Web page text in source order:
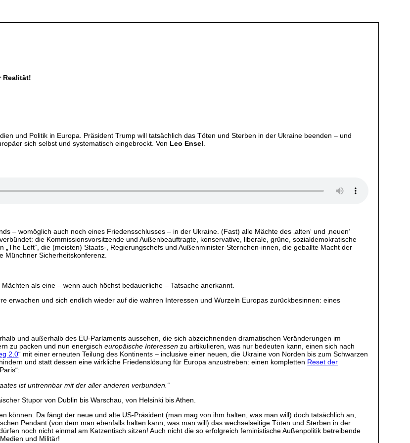
Realität!
und Politik in Europa. Präsident Trump will tatsächlich das Töten und Sterben in der Ukraine beenden – und
sich selbst und systematisch eingebrockt. Von Leo Ensel
– womöglich auch noch eines Friedensschlusses – in der Ukraine. (Fast) alle Mächte des ‚alten‘ und ‚neuen‘
die Kommissionsvorsitzende und Außenbeauftragte, konservative, liberale, grüne, sozialdemokratische
Left“, die (meisten) Staats-, Regierungschefs und Außenminister-Sternchen-innen, die geballte Macht der
Münchner Sicherheitskonferenz.
als eine – wenn auch höchst bedauerliche – Tatsache anerkannt.
erwachen und sich endlich wieder auf die wahren Interessen und Wurzeln Europas zurückbesinnen: eines
und außerhalb des EU-Parlaments aussehen, die sich abzeichnenden dramatischen Veränderungen im
zu packen und nun energischeuropäische Interessen zu artikulieren, was nur bedeuten kann, einen sich nach
2.0“ mit einer erneuten Teilung des Kontinents – inclusive einer neuen, die Ukraine von Norden bis zum Schwarzen
und statt dessen eine wirkliche Friedenslösung für Europa anzustreben: einen kompletten Reset der
ist untrennbar mit der aller anderen verbunden.“
Stupor von Dublin bis Warschau, von Helsinki bis Athen.
können. Da fängt der neue und alte US-Präsident (man mag von ihm halten, was man will) doch tatsächlich an,
Pendant (von dem man ebenfalls halten kann, was man will) das wechselseitige Töten und Sterben in der
noch nicht einmal am Katzentisch sitzen! Auch nicht die so erfolgreich feministische Außenpolitik betreibende
und Militär!